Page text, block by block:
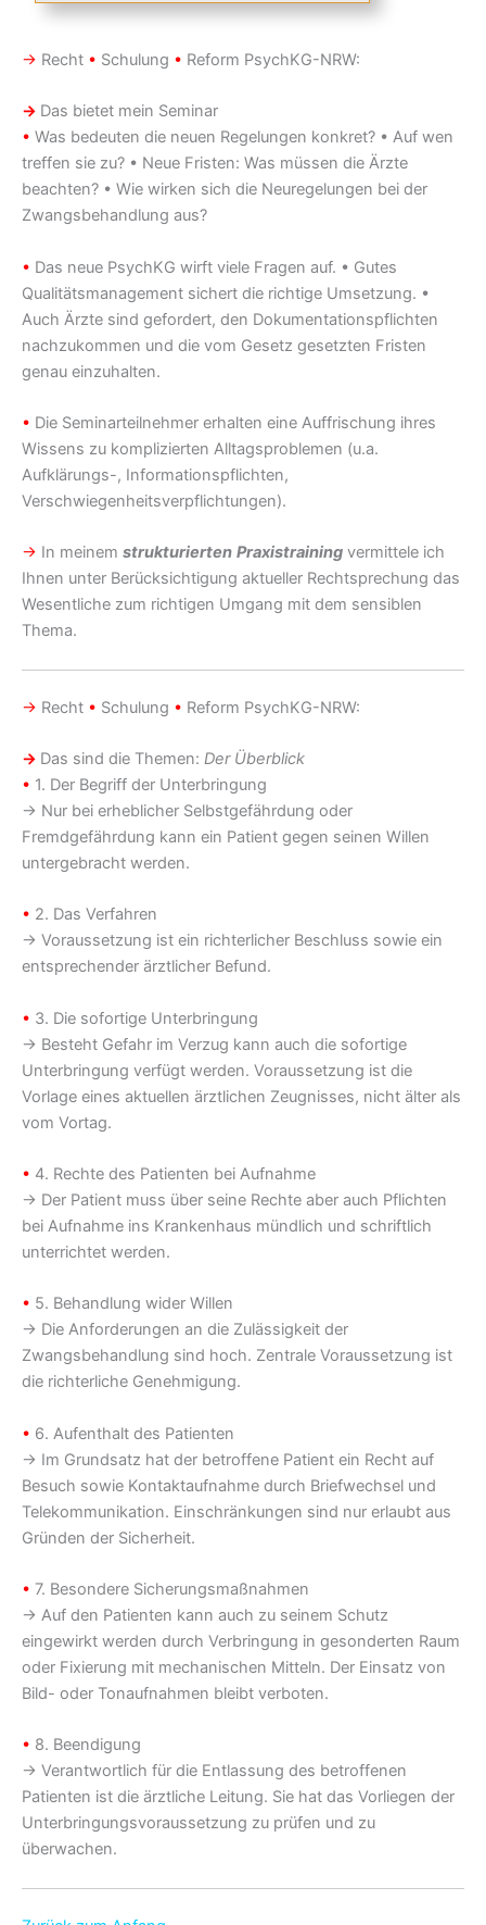
→ Recht • Schulung • Reform PsychKG-NRW:
→ Das bietet mein Seminar
• Was bedeuten die neuen Regelungen konkret? • Auf wen
treffen sie zu? • Neue Fristen: Was müssen die Ärzte
beachten? • Wie wirken sich die Neuregelungen bei der
Zwangsbehandlung aus?
• Das neue PsychKG wirft viele Fragen auf. • Gutes
Qualitätsmanagement sichert die richtige Umsetzung. •
Auch Ärzte sind gefordert, den Dokumentationspflichten
nachzukommen und die vom Gesetz gesetzten Fristen
genau einzuhalten.
• Die Seminarteilnehmer erhalten eine Auffrischung ihres
Wissens zu komplizierten Alltagsproblemen (u.a.
Aufklärungs-, Informationspflichten,
Verschwiegenheitsverpflichtungen).
→ In meinem strukturierten Praxistraining vermittele ich
Ihnen unter Berücksichtigung aktueller Rechtsprechung das
Wesentliche zum richtigen Umgang mit dem sensiblen
Thema.
→ Recht • Schulung • Reform PsychKG-NRW:
→ Das sind die Themen: Der Überblick
• 1. Der Begriff der Unterbringung
→ Nur bei erheblicher Selbstgefährdung oder
Fremdgefährdung kann ein Patient gegen seinen Willen
untergebracht werden.
• 2. Das Verfahren
→ Voraussetzung ist ein richterlicher Beschluss sowie ein
entsprechender ärztlicher Befund.
• 3. Die sofortige Unterbringung
→ Besteht Gefahr im Verzug kann auch die sofortige
Unterbringung verfügt werden. Voraussetzung ist die
Vorlage eines aktuellen ärztlichen Zeugnisses, nicht älter als
vom Vortag.
• 4. Rechte des Patienten bei Aufnahme
→ Der Patient muss über seine Rechte aber auch Pflichten
bei Aufnahme ins Krankenhaus mündlich und schriftlich
unterrichtet werden.
• 5. Behandlung wider Willen
→ Die Anforderungen an die Zulässigkeit der
Zwangsbehandlung sind hoch. Zentrale Voraussetzung ist
die richterliche Genehmigung.
• 6. Aufenthalt des Patienten
→ Im Grundsatz hat der betroffene Patient ein Recht auf
Besuch sowie Kontaktaufnahme durch Briefwechsel und
Telekommunikation. Einschränkungen sind nur erlaubt aus
Gründen der Sicherheit.
• 7. Besondere Sicherungsmaßnahmen
→ Auf den Patienten kann auch zu seinem Schutz
eingewirkt werden durch Verbringung in gesonderten Raum
oder Fixierung mit mechanischen Mitteln. Der Einsatz von
Bild- oder Tonaufnahmen bleibt verboten.
• 8. Beendigung
→ Verantwortlich für die Entlassung des betroffenen
Patienten ist die ärztliche Leitung. Sie hat das Vorliegen der
Unterbringungsvoraussetzung zu prüfen und zu
überwachen.